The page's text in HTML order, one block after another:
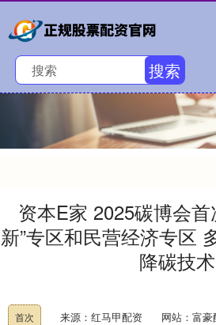
搜索
资本E家 2025碳博会首
新”专区和民营经济专区
降碳技术
首次 来源：红马甲配资 网站：富豪